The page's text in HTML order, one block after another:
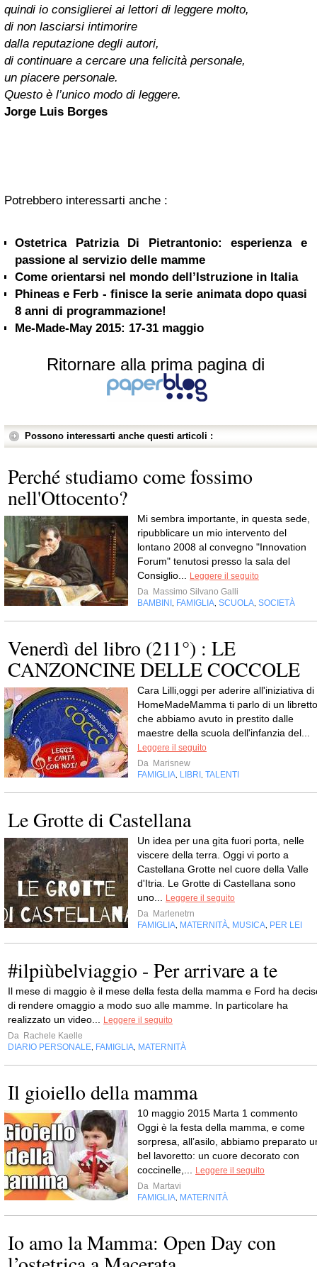
quindi io consiglierei ai lettori di leggere molto,
di non lasciarsi intimorire
dalla reputazione degli autori,
di continuare a cercare una felicità personale,
un piacere personale.
Questo è l’unico modo di leggere.
Jorge Luis Borges
Potrebbero interessarti anche :
Ostetrica Patrizia Di Pietrantonio: esperienza e
passione al servizio delle mamme
Come orientarsi nel mondo dell’Istruzione in Italia
Phineas e Ferb - finisce la serie animata dopo quasi
8 anni di programmazione!
Me-Made-May 2015: 17-31 maggio
Ritornare alla prima pagina di
Possono interessarti anche questi articoli :
Perché studiamo come fossimo
nell'Ottocento?
Mi sembra importante, in questa sede,
ripubblicare un mio intervento del
lontano 2008 al convegno "Innovation
Forum" tenutosi presso la sala del
Consiglio...
Leggere il seguito
Da Massimo Silvano Galli
BAMBINI
FAMIGLIA SCUOLA SOCIETÀ
Venerdì del libro (211°) : LE
CANZONCINE DELLE COCCOLE
Cara Lilli,oggi per aderire all'iniziativa di
HomeMadeMamma ti parlo di un libretto
che abbiamo avuto in prestito dalle
maestre della scuola dell'infanzia del...
Leggere il seguito
Da Marisnew
FAMIGLIA LIBRI TALENTI
Le Grotte di Castellana
Un idea per una gita fuori porta, nelle
viscere della terra. Oggi vi porto a
Castellana Grotte nel cuore della Valle
d'Itria. Le Grotte di Castellana sono
uno...
Leggere il seguito
Da Marlenetrn
FAMIGLIA MATERNITÀ MUSICA PER LEI
#ilpiùbelviaggio - Per arrivare a te
Il mese di maggio è il mese della festa della mamma e Ford ha
di rendere omaggio a modo suo alle mamme. In particolare ha
realizzato un video...
Leggere il seguito
Da Rachele Kaelle
DIARIO PERSONALE FAMIGLIA MATERNITÀ
Il gioiello della mamma
10 maggio 2015 Marta 1 commento
Oggi è la festa della mamma, e come
sorpresa, all’asilo, abbiamo preparato
bel lavoretto: un cuore decorato con
coccinelle,...
Leggere il seguito
Da Martavi
FAMIGLIA MATERNITÀ
Io amo la Mamma: Open Day con